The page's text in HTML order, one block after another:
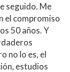
seguido. Me
el compromiso
50 años. Y
no lo es, el
estudios